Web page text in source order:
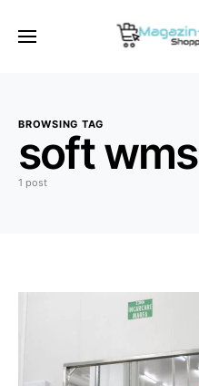
BROWSING TAG
soft wms
1 post